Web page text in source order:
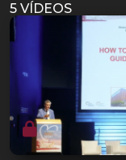
5 VÍDEOS